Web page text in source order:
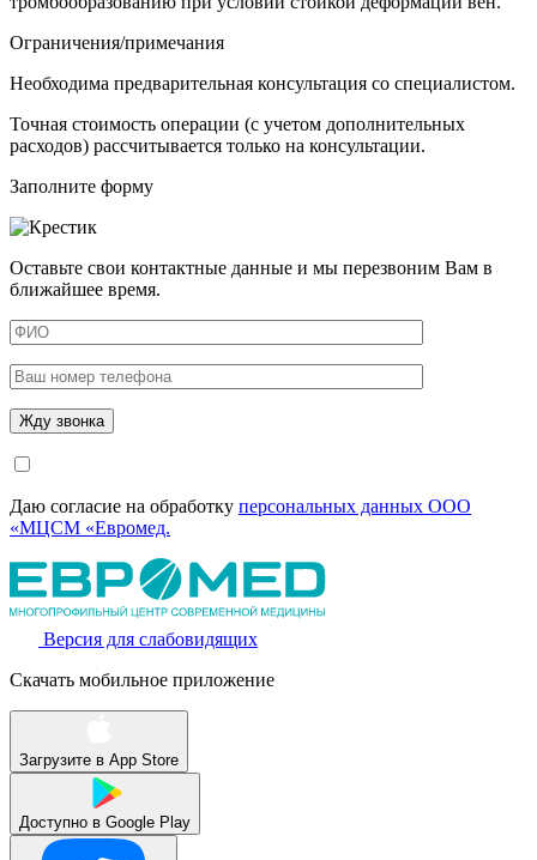
Ограничения/примечания
Необходима предварительная консультация со специалистом.
Точная стоимость операции (с учетом дополнительных
расходов) рассчитывается только на консультации.
Заполните форму
Оставьте свои контактные данные и мы перезвоним Вам в
ближайшее время.
Даю согласие на обработку персональных данных ООО
«МЦСМ «Евромед.
Версия для слабовидящих
Скачать мобильное приложение
Загрузите в App Store
Доступно в Google Play